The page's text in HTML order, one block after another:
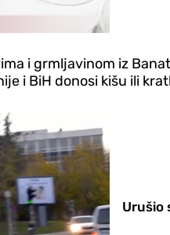
i grmljavinom iz
i BiH donosi kišu ili
Urušio